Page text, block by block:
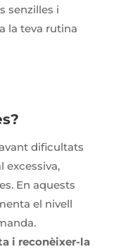
senzilles i
la teva rutina
dificultats
excessiva,
En aquests
el nivell
i reconèixer-la